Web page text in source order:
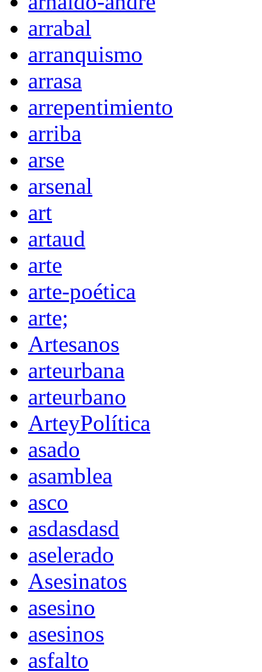
arrabal
arranquismo
arrasa
arrepentimiento
arriba
arse
arsenal
art
artaud
arte
arte-poética
arte;
Artesanos
arteurbana
arteurbano
ArteyPolítica
asado
asamblea
asco
asdasdasd
aselerado
Asesinatos
asesino
asesinos
asfalto